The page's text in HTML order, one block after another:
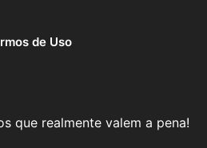
de Uso
que realmente valem a pena!